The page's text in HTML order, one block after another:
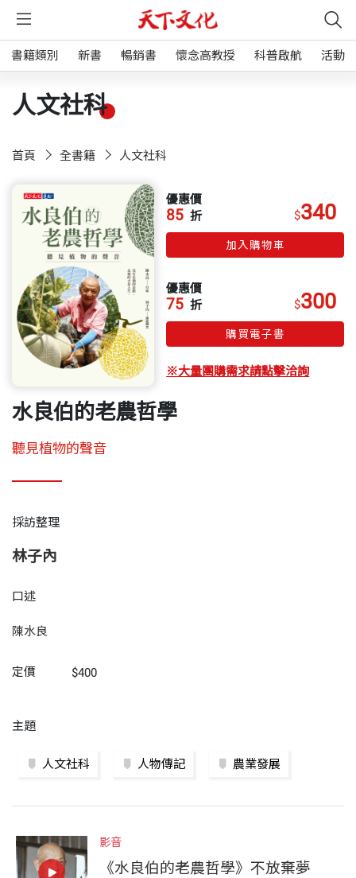
書籍類別 新書 暢銷書 懷念高教授 科普啟航 活動
人文社科
首頁 全書籍 人文社科
優惠價
85 折 $340
加入購物車
優惠價
75 折 $300
購買電子書
※大量團購需求請點擊洽詢
水良伯的老農哲學
聽見植物的聲音
採訪整理
林子內
口述
陳水良
定價 $400
主題
人文社科 人物傳記 農業發展
影音
《水良伯的老農哲學》不放棄夢